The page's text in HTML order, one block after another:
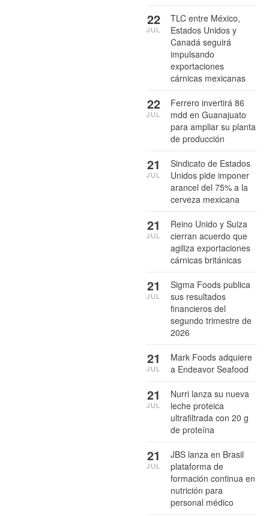
TLC entre México,
Estados Unidos y
Canadá seguirá
impulsando
exportaciones
cárnicas mexicanas
22
JUL
Ferrero invertirá 86
mdd en Guanajuato
para ampliar su planta
de producción
22
JUL
Sindicato de Estados
Unidos pide imponer
arancel del 75% a la
cerveza mexicana
21
JUL
Reino Unido y Suiza
cierran acuerdo que
agiliza exportaciones
cárnicas británicas
21
JUL
Sigma Foods publica
sus resultados
financieros del
segundo trimestre de
2026
21
JUL
Mark Foods adquiere
a Endeavor Seafood
21
JUL
Nurri lanza su nueva
leche proteica
ultrafiltrada con 20 g
de proteína
21
JUL
JBS lanza en Brasil
plataforma de
formación continua en
nutrición para
personal médico
21
JUL